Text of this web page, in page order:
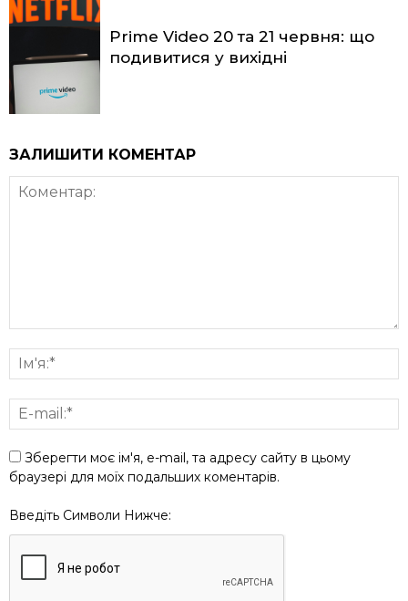
Prime Video 20 та 21 червня: що
подивитися у вихідні
ЗАЛИШИТИ КОМЕНТАР
Зберегти моє ім'я, e-mail, та адресу сайту в цьому
браузері для моїх подальших коментарів.
Введіть Символи Нижче: